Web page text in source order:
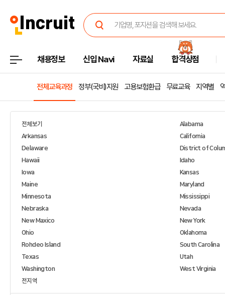
채용정보 신입 Navi 자료실 합격상점
전체교육과정 정부(국비)지원 고용보험환급 무료교육 지역별
전체보기
Alabama
Arkansas
California
Delaware
District of
Hawaii
Idaho
Iowa
Kansas
Maine
Maryland
Minnesota
Mississippi
Nebraska
Nevada
New Maxico
New York
Ohio
Oklahoma
Rohdeo Island
South Carolina
Texas
Utah
Washington
West Virginia
전지역